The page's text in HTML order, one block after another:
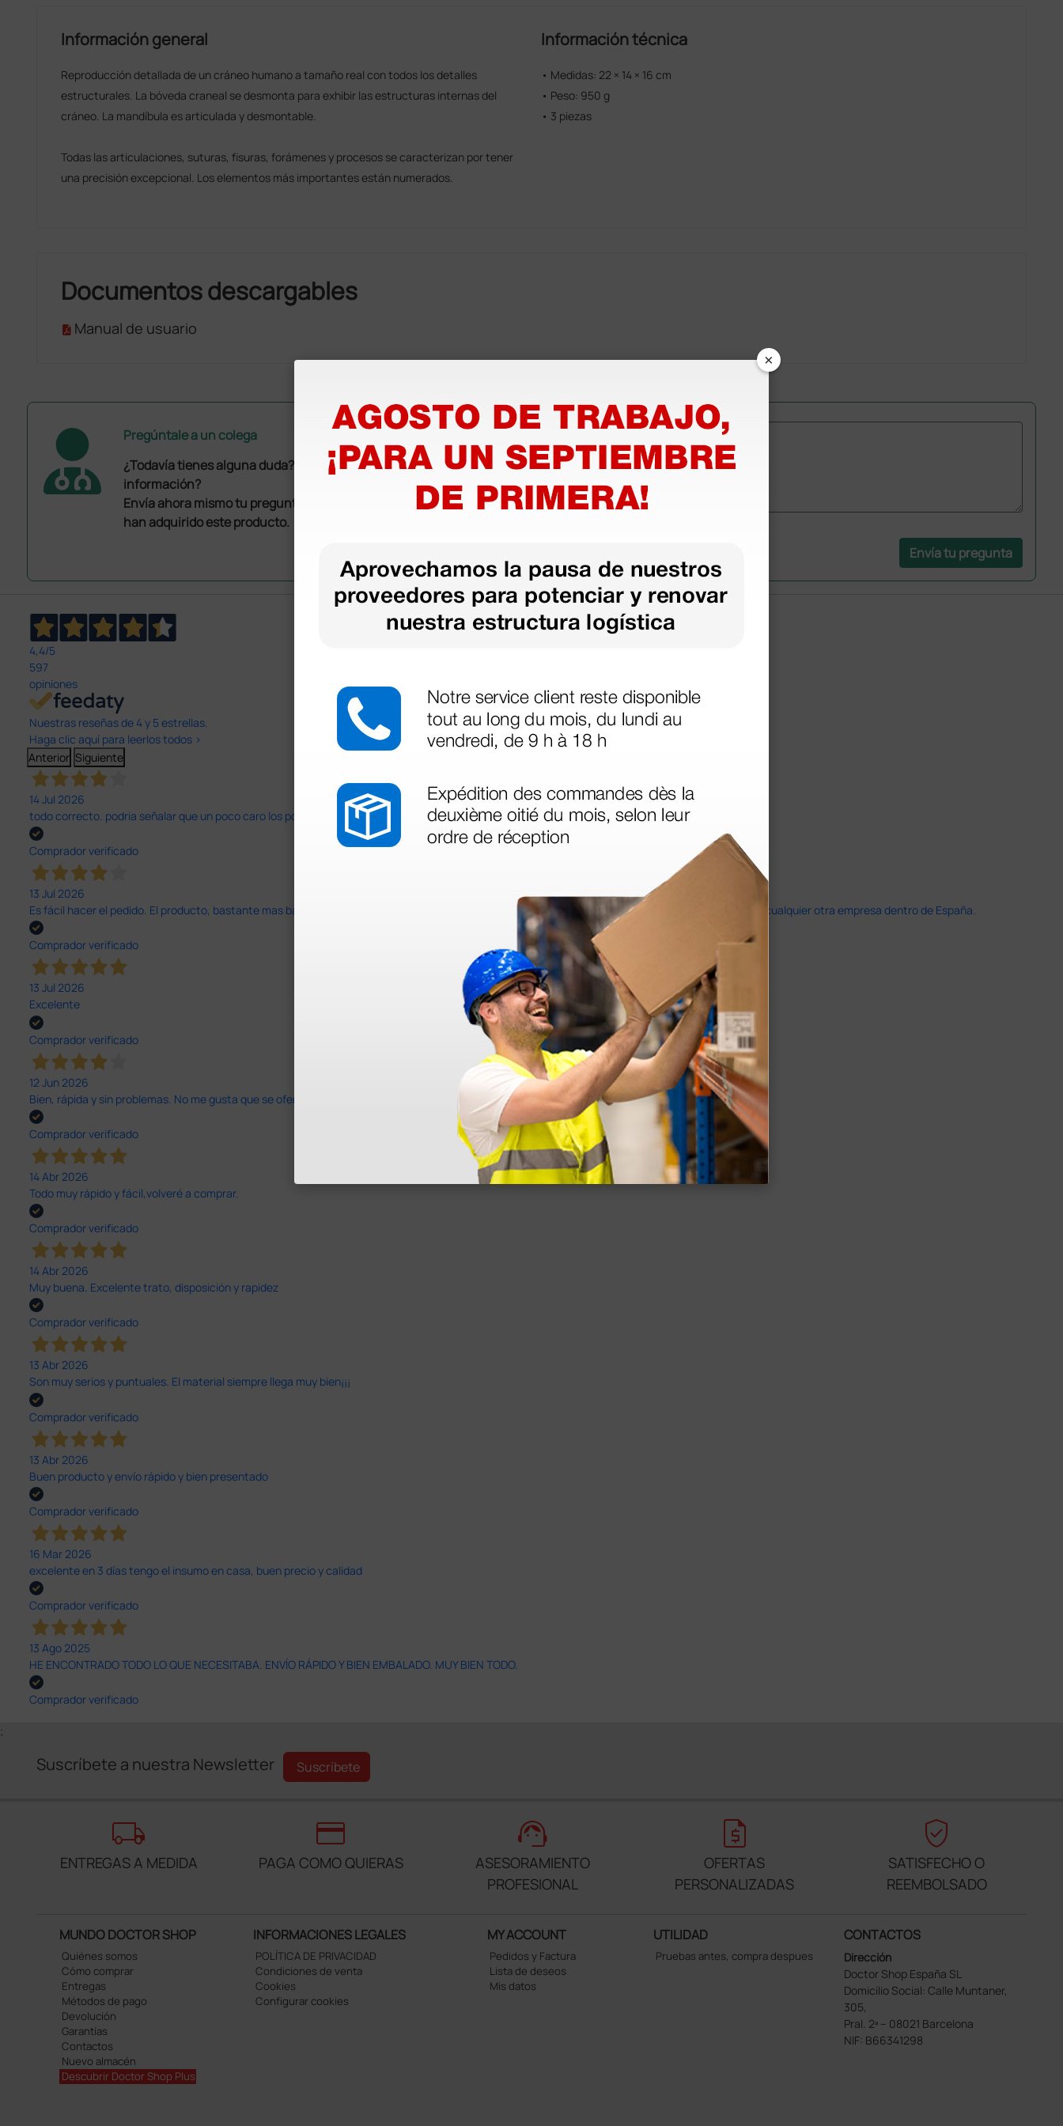
Información general
Reproducción detallada de un cráneo humano a tamaño real con todos los detalles
estructurales. La bóveda craneal se desmonta para exhibir las estructuras internas del
cráneo. La mandíbula es articulada y desmontable.
Todas las articulaciones, suturas, fisuras, forámenes y procesos se caracterizan por tener
una precisión excepcional. Los elementos más importantes están numerados.
Información técnica
• Medidas: 22 × 14 × 16 cm
• Peso: 950 g
• 3 piezas
Documentos descargables
Manual de usuario
Pregúntale a un colega
¿Todavía tienes alguna duda? ¿Necesitas más
información?
Envía ahora mismo tu pregunta a los colegas que ya
han adquirido este producto.
Envía tu pregunta
4,4/5
597
opiniones
Nuestras reseñas de 4 y 5 estrellas.
Haga clic aquí para leerlos todos >
Anterior Siguiente
14 Jul 2026
todo correcto. podria señalar que un poco caro los portes y el plazo de entrega se alarga.
Comprador verificado
13 Jul 2026
Es fácil hacer el pedido. El producto, bastante mas barato que en otras plataformas de material médico. Pero el envío cuesta más del doble que en cualquier otra empresa dentro de España.
Comprador verificado
13 Jul 2026
Excelente
Comprador verificado
12 Jun 2026
Bien, rápida y sin problemas. No me gusta que se oferten productos sin incluir el IVA que luego nos van a cobrar.
Comprador verificado
14 Abr 2026
Todo muy rápido y fácil,volveré a comprar.
Comprador verificado
14 Abr 2026
Muy buena. Excelente trato, disposición y rapidez
Comprador verificado
13 Abr 2026
Son muy serios y puntuales. El material siempre llega muy bien¡¡¡
Comprador verificado
13 Abr 2026
Buen producto y envío rápido y bien presentado
Comprador verificado
16 Mar 2026
excelente en 3 días tengo el insumo en casa, buen precio y calidad
Comprador verificado
13 Ago 2025
HE ENCONTRADO TODO LO QUE NECESITABA. ENVÍO RÁPIDO Y BIEN EMBALADO. MUY BIEN TODO.
Comprador verificado
;
Suscríbete a nuestra Newsletter Suscríbete
local_shipping
ENTREGAS A MEDIDA
credit_card
PAGA COMO QUIERAS
support_agent
ASESORAMIENTO
PROFESIONAL
request_quote
OFERTAS
PERSONALIZADAS
verified_user
SATISFECHO O
REEMBOLSADO
MUNDO DOCTOR SHOP
Quiénes somos
Cómo comprar
Entregas
Métodos de pago
Devolución
Garantías
Contactos
Nuevo almacén
Descubrir Doctor Shop Plus
INFORMACIONES LEGALES
POLÍTICA DE PRIVACIDAD
Condiciones de venta
Cookies
Configurar cookies
MY ACCOUNT
Pedidos y Factura
Lista de deseos
Mis datos
UTILIDAD
Pruebas antes, compra despues
CONTACTOS
Dirección
Doctor Shop España SL
Domicilio Social: Calle Muntaner,
305,
Pral. 2ª – 08021 Barcelona
NIF: B66341298
×